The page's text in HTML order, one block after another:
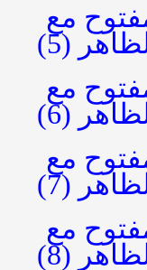
مع
(5)
مع
(6)
مع
(7)
مع
(8)